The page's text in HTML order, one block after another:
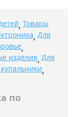
, Товары
, Для
,
изделия, Для
,
по